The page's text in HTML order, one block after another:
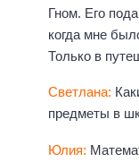
Гном. Его
когда мне
Только в
Светлана:
предметы в
Юлия: